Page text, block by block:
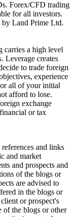
Forex/CFD trading
for all investors.
by Land Prime Ltd.
carries a high level
Leverage creates
to trade foreign
experience
all of your initial
afford to lose.
exchange
or tax
and links
and market
and prospects and
of the blogs or
are advised to
in the blogs or
or prospect's
of the blogs or other